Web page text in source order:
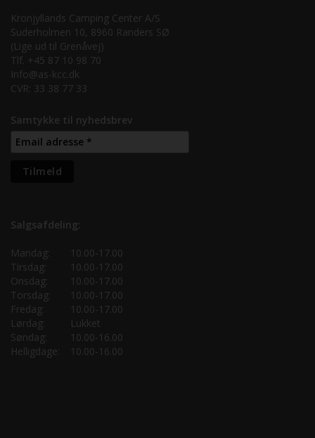
Kronjyllands Camping Center A/S
Suderholmen 10, 8960 Randers SØ
(Lige ud til Grenåvej)
Tlf. +45 87 10 98 70
Info@as-kcc.dk
CVR: 33 38 77 33
Samtykke til nyhedsbrev
Salgsafdeling:
Mandag:
10.00-17.00
Tirsdag:
10.00-17.00
Onsdag:
10.00-17.00
Torsdag:
10.00-17.00
Fredag:
10.00-17.00
Lørdag:
Lukket
Søndag:
10.00-16.00
Helligdage:
10.00-16.00